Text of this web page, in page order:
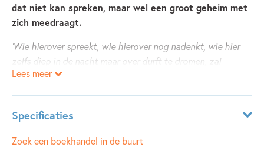
dat niet kan spreken, maar wel een groot geheim met
zich meedraagt.
‘Wie hierover spreekt, wie hierover nog nadenkt, wie hier
zelfs diep in de nacht maar over durft te dromen, zal
sterven,’ zei de vrouw.
Zissel kan niet praten, maar ze ziet en begrijpt alles – ook
Lees meer
Specificaties
Leeftijdsindicatie: 10 - 14 jaar
Zoek een boekhandel in de buurt